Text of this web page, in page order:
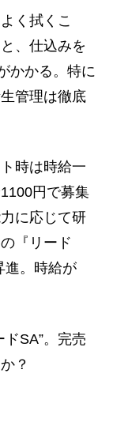
く拭くこ
、仕込みを
かかる。特に
管理は徹底
時は時給一
円で募集
に応じて研
『リード
進。時給が
SA”。完売
？